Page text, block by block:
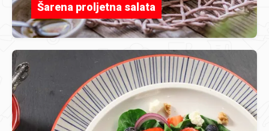
Šarena proljetna salata